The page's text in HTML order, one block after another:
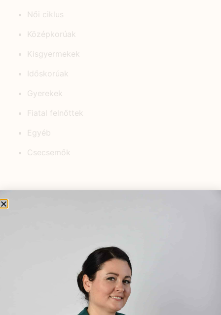
Női ciklus
Középkorúak
Kisgyermekek
Időskorúak
Gyerekek
Fiatal felnőttek
Egyéb
Csecsemők
Mennyit ér az Egészséged?
2025.06.02.
Természetes segítség nátha és